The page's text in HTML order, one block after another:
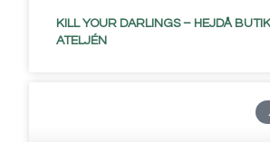
KILL YOUR DARLINGS – HEJDÅ
ATELJÉN